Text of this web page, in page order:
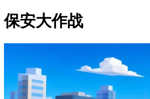
保安大作战